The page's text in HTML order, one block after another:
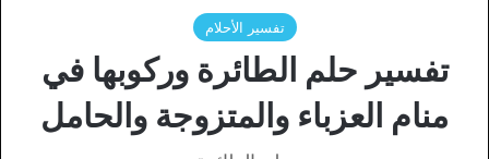
تفسير الأحلام
تفسير حلم الطائرة وركوبها في
منام العزباء والمتزوجة والحامل